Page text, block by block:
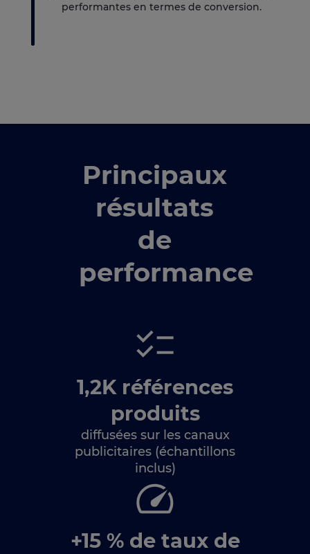
performantes en termes de conversion.
Principaux
résultats
de
performance
1,2K références
produits
diffusées sur les canaux
publicitaires (échantillons
inclus)
+15 % de taux de